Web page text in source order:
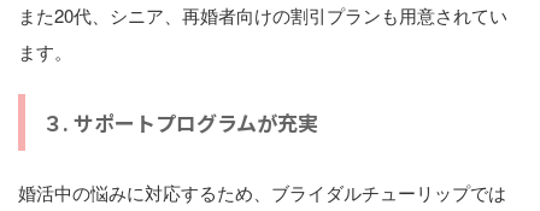
また20代、シニア、再婚者向けの割引プランも用意されてい
ます。
３. サポートプログラムが充実
婚活中の悩みに対応するため、ブライダルチューリップでは